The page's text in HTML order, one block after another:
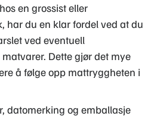
en grossist eller
har du en klar fordel ved at du
ved eventuell
Dette gjør det mye
å følge opp mattryggheten i
datomerking og emballasje